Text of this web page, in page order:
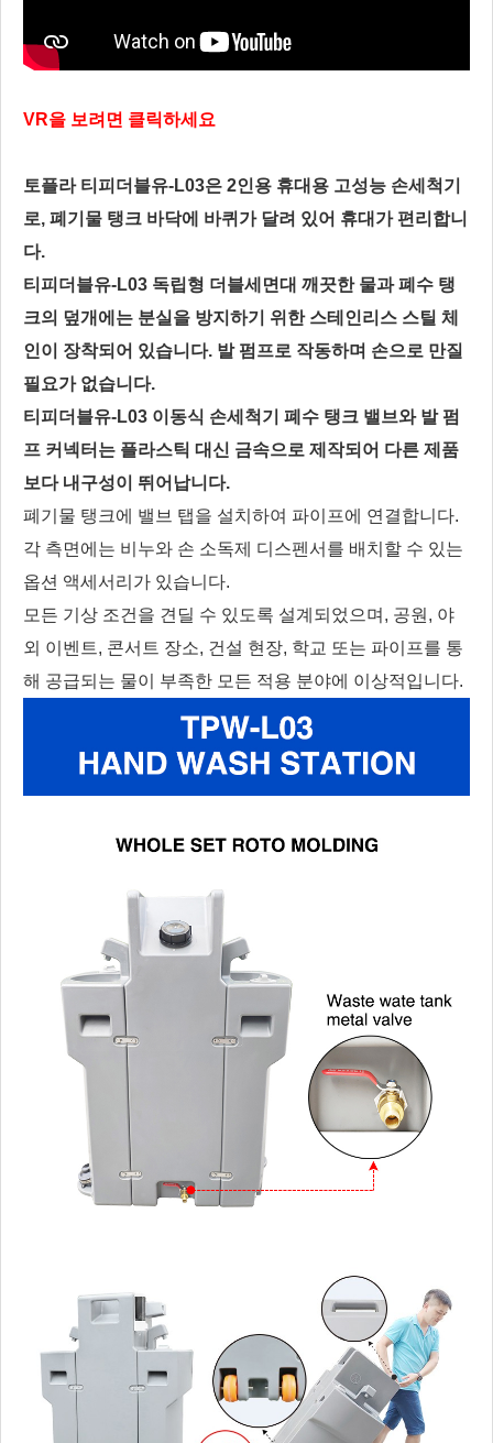
VR을 보려면 클릭하세요
토플라 티피더블유-L03은 2인용 휴대용 고성능 손세척기
로, 폐기물 탱크 바닥에 바퀴가 달려 있어 휴대가 편리합니
다.
티피더블유-L03 독립형 더블세면대 깨끗한 물과 폐수 탱
크의 덮개에는 분실을 방지하기 위한 스테인리스 스틸 체
인이 장착되어 있습니다. 발 펌프로 작동하며 손으로 만질
필요가 없습니다.
티피더블유-L03 이동식 손세척기 폐수 탱크 밸브와 발 펌
프 커넥터는 플라스틱 대신 금속으로 제작되어 다른 제품
보다 내구성이 뛰어납니다.
폐기물 탱크에 밸브 탭을 설치하여 파이프에 연결합니다.
각 측면에는 비누와 손 소독제 디스펜서를 배치할 수 있는
옵션 액세서리가 있습니다.
모든 기상 조건을 견딜 수 있도록 설계되었으며, 공원, 야
외 이벤트, 콘서트 장소, 건설 현장, 학교 또는 파이프를 통
해 공급되는 물이 부족한 모든 적용 분야에 이상적입니다.